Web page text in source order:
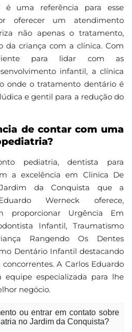
é uma referência para esse
oferecer um atendimento
não apenas o tratamento,
da criança com a clínica. Com
para lidar com as
infantil, a clínica
onde o tratamento dentário é
e gentil para a redução do
de contar com uma
pediatria, dentista para
a excelência em Clinica De
da Conquista que a
Werneck oferece,
proporcionar Urgência Em
Infantil, Traumatismo
Rangendo Os Dentes
Dentário Infantil destacando
A Carlos Eduardo
especializada para lhe
negócio.
ou entrar em contato sobre
no Jardim da Conquista?